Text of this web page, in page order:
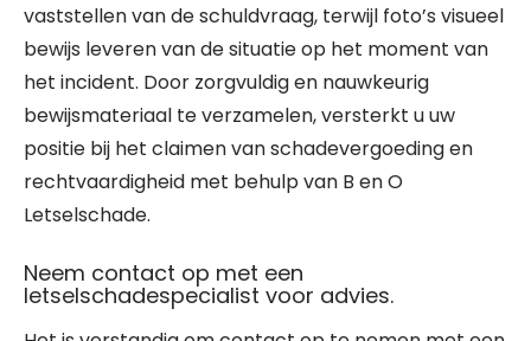
vaststellen van de schuldvraag, terwijl foto’s visueel
bewijs leveren van de situatie op het moment van
het incident. Door zorgvuldig en nauwkeurig
bewijsmateriaal te verzamelen, versterkt u uw
positie bij het claimen van schadevergoeding en
rechtvaardigheid met behulp van B en O
Letselschade.
Neem contact op met een
letselschadespecialist voor advies.